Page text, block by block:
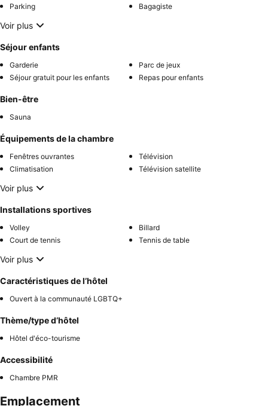
Parking
Bagagiste
Voir plus
Séjour enfants
Garderie
Parc de jeux
Séjour gratuit pour les enfants
Repas pour enfants
Bien-être
Sauna
Équipements de la chambre
Fenêtres ouvrantes
Télévision
Climatisation
Télévision satellite
Voir plus
Installations sportives
Volley
Billard
Court de tennis
Tennis de table
Voir plus
Caractéristiques de l’hôtel
Ouvert à la communauté LGBTQ+
Thème/type d’hôtel
Hôtel d'éco-tourisme
Accessibilité
Chambre PMR
Emplacement